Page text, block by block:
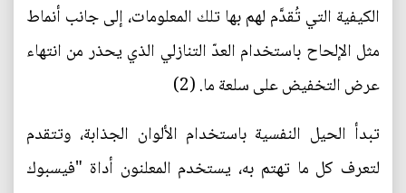
الكيفية التي تُقدَّم لهم بها تلك المعلومات، إلى جانب أنماط
مثل الإلحاح باستخدام العدّ التنازلي الذي يحذر من انتهاء
عرض التخفيض على سلعة ما. (2)
تبدأ الحيل النفسية باستخدام الألوان الجذابة، وتتقدم
لتعرف كل ما تهتم به، يستخدم المعلنون أداة "فيسبوك